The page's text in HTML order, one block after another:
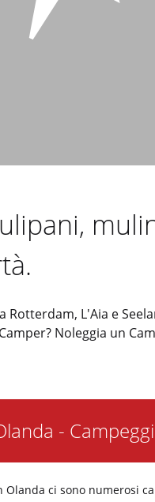
Rotterdam, L'Aia e
Noleggia un
-
Olanda ci sono numerosi